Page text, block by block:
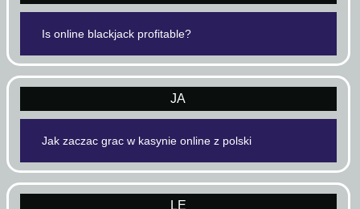
Is online blackjack profitable?
JA
Jak zaczac grac w kasynie online z polski
LE